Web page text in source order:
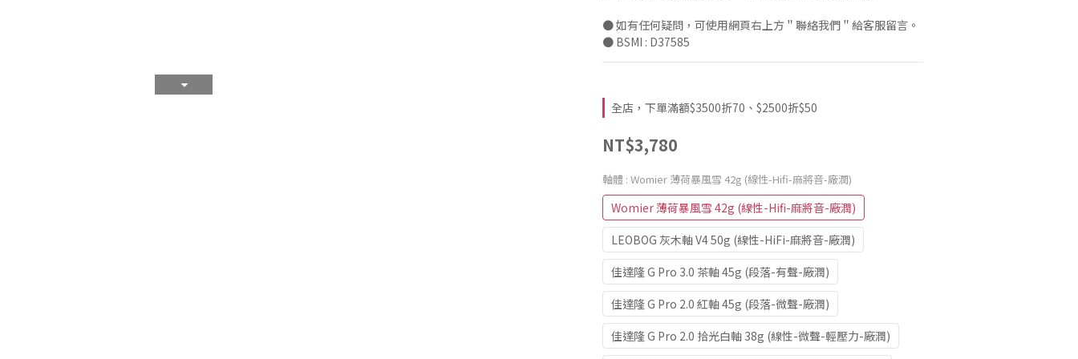
● 如有任何疑問，可使用網頁右上方＂聯絡我們＂給客服留言。
● BSMI : D37585
全店，下單滿額$3500折70、$2500折$50
NT$3,780
軸體 : Womier 薄荷暴風雪 42g (線性-Hifi-麻將音-廠潤)
Womier 薄荷暴風雪 42g (線性-Hifi-麻將音-廠潤)
LEOBOG 灰木軸 V4 50g (線性-HiFi-麻將音-廠潤)
佳達隆 G Pro 3.0 茶軸 45g (段落-有聲-廠潤)
佳達隆 G Pro 2.0 紅軸 45g (段落-微聲-廠潤)
佳達隆 G Pro 2.0 拾光白軸 38g (線性-微聲-輕壓力-廠潤)